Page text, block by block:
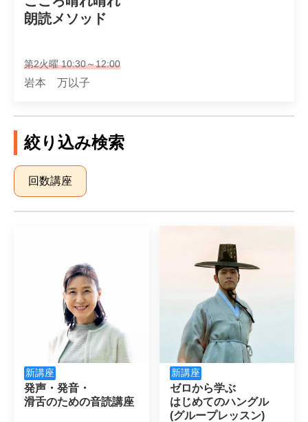
朗読メソッド
第2火曜 10:30～12:00
岩本 万以子
絞り込み検索
回数講座
新講座
発声・発音・
滑舌のための音読講座
新講座
ゼロから学ぶ
はじめてのハングル
(グループレッスン)